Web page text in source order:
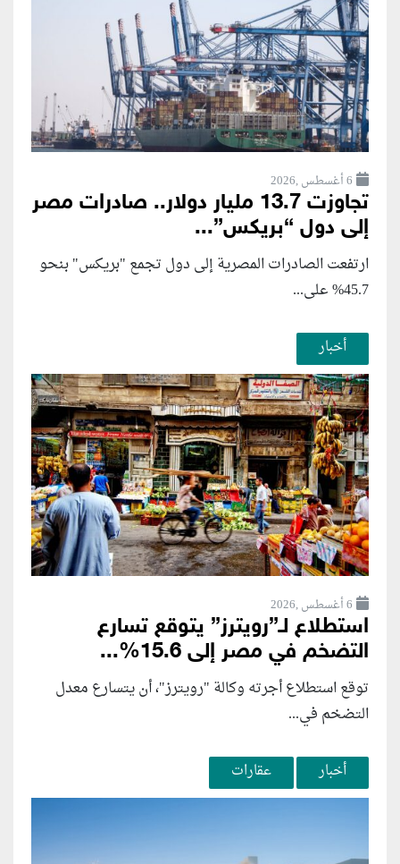
6 أغسطس ,2026
تجاوزت 13.7 مليار دولار.. صادرات مصر
إلى دول “بريكس”...
ارتفعت الصادرات المصرية إلى دول تجمع "بريكس" بنحو
45.7% على...
أخبار
6 أغسطس ,2026
استطلاع لـ”رويترز” يتوقع تسارع
التضخم في مصر إلى 15.6%...
توقع استطلاع أجرته وكالة "رويترز"، أن يتسارع ‌معدل
التضخم في...
أخبار عقارات